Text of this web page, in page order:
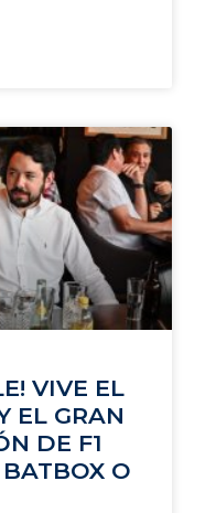
VIVE EL
EL GRAN
DE F1
O